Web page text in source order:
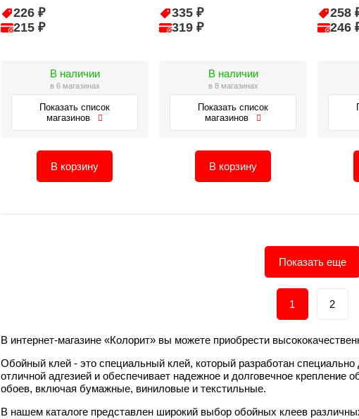
226 ₽
215 ₽
В наличии
в 6 магазинах
Показать список
магазинов
В корзину
335 ₽
319 ₽
В наличии
в 8 магазинах
Показать список
магазинов
В корзину
258
246
Показать еще
1 2
В интернет-магазине «Колорит» вы можете приобрести
Обойный клей - это специальный клей, который разработан
отличной адгезией и обеспечивает надежное и долговечное
обоев, включая бумажные, виниловые и текстильные.
В нашем каталоге представлен широкий выбор обойных клеев